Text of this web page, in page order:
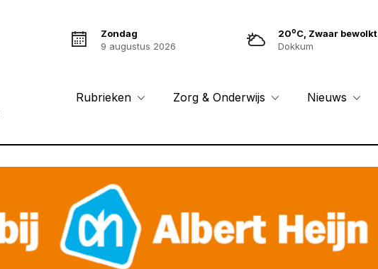
Zondag
9 augustus 2026
20oC, Zwaar bewolkt
Dokkum
Rubrieken Zorg & Onderwijs Nieuws